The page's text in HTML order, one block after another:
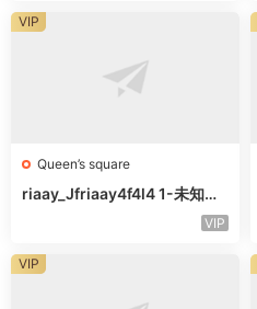
Queen’s square
riaay_Jfriaay4f4l4 1-未知楼
VIP
VIP
VIP